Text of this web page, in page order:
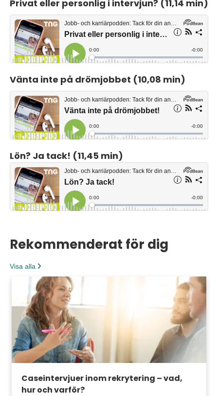
Privat eller personlig i intervjun? (11,14 min)
Vänta inte på drömjobbet (10,08 min)
Lön? Ja tack! (11,45 min)
Rekommenderat för dig
Visa alla
Caseintervjuer inom rekrytering – vad,
hur och varför?